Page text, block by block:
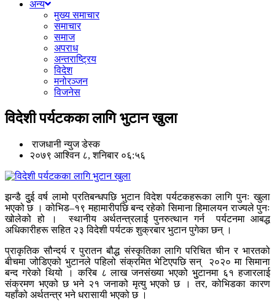
अन्य
मुख्य समाचार
समाचार
समाज
अपराध
अन्तराष्ट्रिय
विदेश
मनोरञ्जन
विजनेस
विदेशी पर्यटकका लागि भुटान खुला
राजधानी न्युज डेस्क
२०७९ आश्विन ८, शनिबार ०६:५६
झन्डै दुुई वर्ष लामो प्रतिबन्धपछि भुटान विदेश पर्यटकहरूका लागि पुनः खुला
भएको छ । कोभिड–१९ महामारीपछि बन्द रहेको सिमाना हिमालयन राज्यले पुनः
खोलेको हो । स्थानीय अर्थतन्त्रलाई पुनरुत्थान गर्न पर्यटनमा आबद्ध
अधिकारीहरू सहित २३ विदेशी पर्यटक शुक्रबार भुटान पुगेका छन् ।
प्राकृतिक सौन्दर्य र पुरातन बौद्ध संस्कृतिका लागि परिचित चीन र भारतको
बीचमा जोडिएको भुटानले पहिलो संक्रमित भेटिएपछि सन् २०२० मा सिमाना
बन्द गरेको थियो । करिब ८ लाख जनसंख्या भएको भुुटानमा ६१ हजारलाई
संक्रमण भएको छ भने २१ जनाको मृत्यु भएको छ । तर, कोभिडका कारण
यहाँको अर्थतन्त्र भने धरासायी भएको छ ।